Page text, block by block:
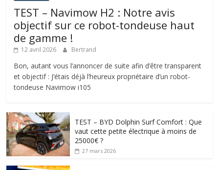
TEST – Navimow H2 : Notre avis
objectif sur ce robot-tondeuse haut
de gamme !
12 avril 2026 Bertrand
Bon, autant vous l’annoncer de suite afin d’être transparent
et objectif : J’étais déjà l’heureux propriétaire d’un robot-
tondeuse Navimow i105
TEST – BYD Dolphin Surf Comfort : Que
vaut cette petite électrique à moins de
25000€ ?
27 mars 2026